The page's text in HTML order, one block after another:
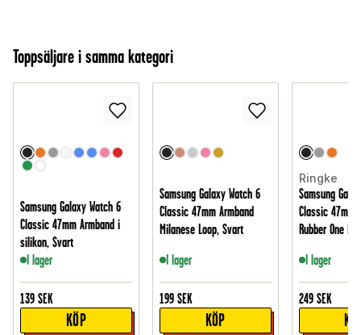
Toppsäljare i samma kategori
Samsung Galaxy Watch 6
Classic 47mm Armband i
silikon, Svart
I lager
139 SEK
KÖP
Samsung Galaxy Watch 6
Classic 47mm Armband
Milanese Loop, Svart
I lager
199 SEK
KÖP
Ringke
Samsung
Classic 47mm
Rubber One
I lager
249 SEK